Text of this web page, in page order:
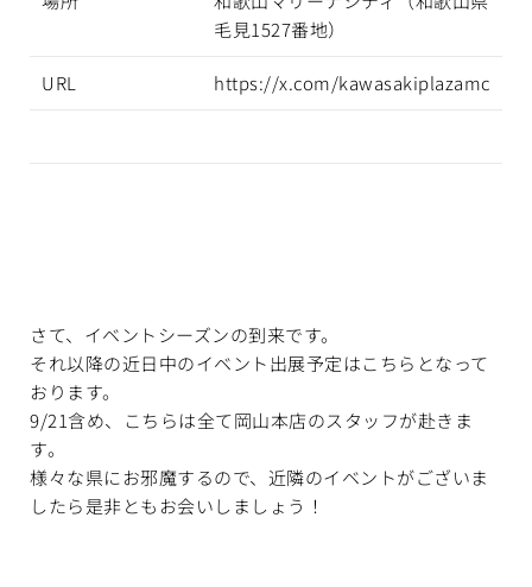
毛見1527番地）
URL https://x.com/kawasakiplazamc
さて、イベントシーズンの到来です。
それ以降の近日中のイベント出展予定はこちらとなって
おります。
9/21含め、こちらは全て岡山本店のスタッフが赴きま
す。
様々な県にお邪魔するので、近隣のイベントがございま
したら是非ともお会いしましょう！